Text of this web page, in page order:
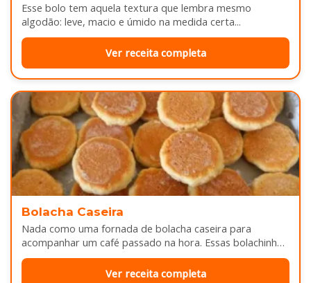
Esse bolo tem aquela textura que lembra mesmo
algodão: leve, macio e úmido na medida certa...
Ver receita completa
Bolacha Caseira
Nada como uma fornada de bolacha caseira para
acompanhar um café passado na hora. Essas bolachinhas
ficam levemente douradas por…
Ver receita completa